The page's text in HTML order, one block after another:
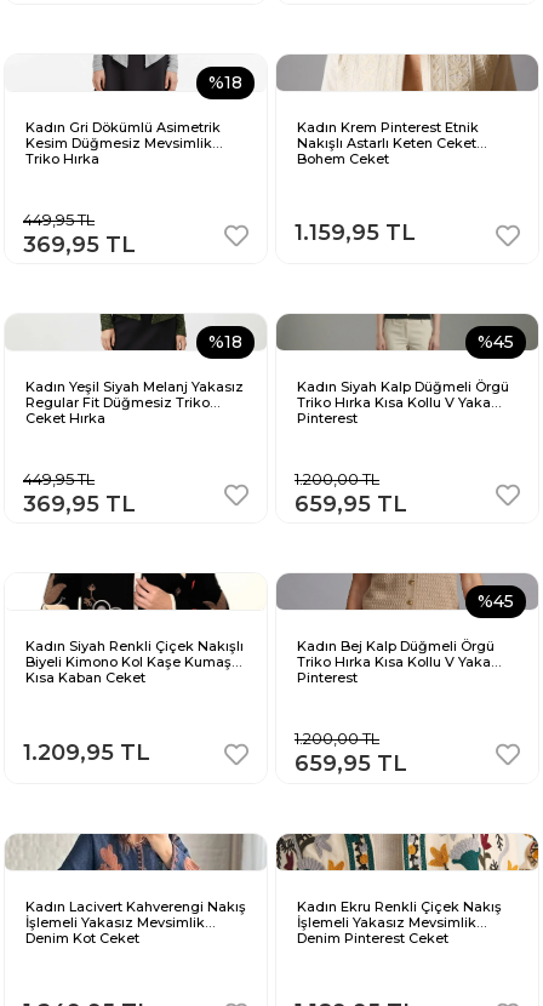
%18
Kadın Gri Dökümlü Asimetrik
Kesim Düğmesiz Mevsimlik
Triko Hırka
449,95 TL
369,95 TL
Kadın Krem Pinterest Etnik
Nakışlı Astarlı Keten Ceket
Bohem Ceket
1.159,95 TL
%18
Kadın Yeşil Siyah Melanj Yakasız
Regular Fit Düğmesiz Triko
Ceket Hırka
449,95 TL
369,95 TL
%45
Kadın Siyah Kalp Düğmeli Örgü
Triko Hırka Kısa Kollu V Yaka
Pinterest
1.200,00 TL
659,95 TL
Kadın Siyah Renkli Çiçek Nakışlı
Biyeli Kimono Kol Kaşe Kumaş
Kısa Kaban Ceket
1.209,95 TL
%45
Kadın Bej Kalp Düğmeli Örgü
Triko Hırka Kısa Kollu V Yaka
Pinterest
1.200,00 TL
659,95 TL
Kadın Lacivert Kahverengi Nakış
İşlemeli Yakasız Mevsimlik
Denim Kot Ceket
Kadın Ekru Renkli Çiçek Nakış
İşlemeli Yakasız Mevsimlik
Denim Pinterest Ceket